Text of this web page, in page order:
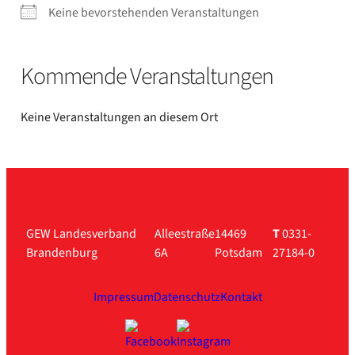
Kei­ne bevor­ste­hen­den Ver­an­stal­tun­gen
Kom­men­de Ver­an­stal­tun­gen
Kei­ne Ver­an­stal­tun­gen an die­sem Ort
GEW Landesverband
Brandenburg
Alleestraße
6A
14469
Potsdam
T0331-
27184-0
ImpressumDatenschutzKontakt